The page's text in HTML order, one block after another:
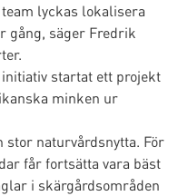
lyckas lokalisera
gång, säger Fredrik
startat ett projekt
minken ur
stor naturvårdsnytta. För
får fortsätta vara bäst
i skärgårdsområden